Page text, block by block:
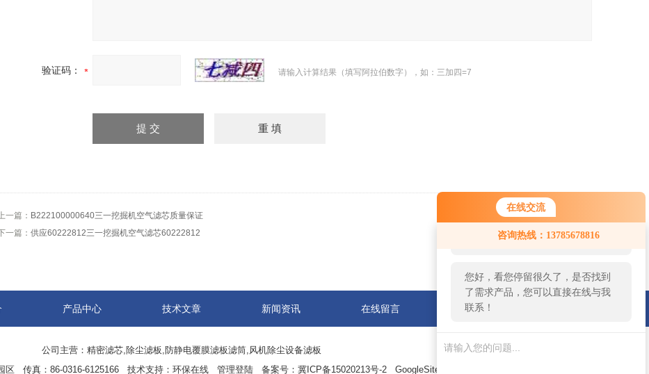
在线交流
咨询热线：13785678816
您好！欢迎前来咨询，很高兴为您
服务，请问您要咨询什么问题呢？
您好，看您停留很久了，是否找到
了需求产品，您可以直接在线与我
联系！
验证码： 请输入计算结果（填写阿拉伯数字），如：三加四=7
一篇： B222100000640三一挖掘机空气滤芯质量保证
一篇： 供应60222812三一挖掘机空气滤芯60222812
返回
产品中心 技术文章 新闻资讯 在线留言 联系我们
公司主营：精密滤芯,除尘滤板,防静电覆膜滤板滤筒,风机除尘设备滤板
区 传真：86-0316-6125166 技术支持： 环保在线 管理登陆 备案号：冀ICP备15020213号-2 GoogleSitemap